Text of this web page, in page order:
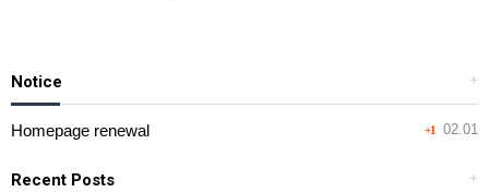
+
Notice
+1 02.01
Homepage renewal
+
Recent Posts